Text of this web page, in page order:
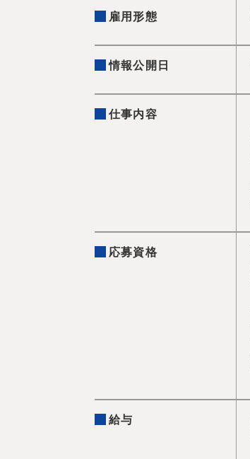
雇用形態
情報公開日
仕事内容
応募資格
給与